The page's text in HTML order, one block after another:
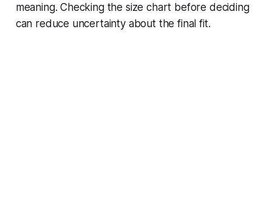
meaning. Checking the size chart before deciding
can reduce uncertainty about the final fit.